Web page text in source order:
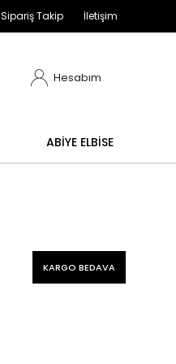
Abiye
Sipariş Takip İletişim
Hesabım
ABİYE ELBİSE
KARGO BEDAVA